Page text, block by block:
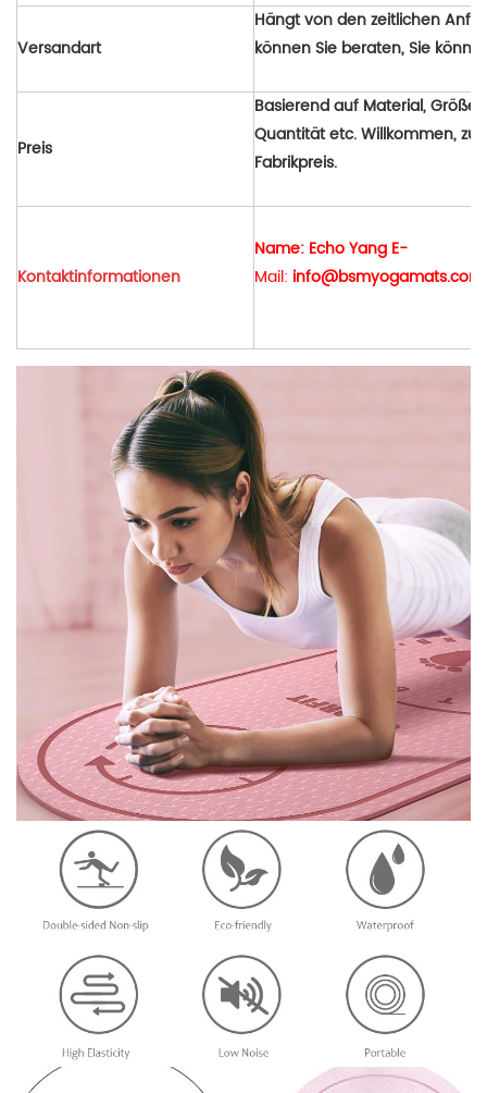
Versandart
Hängt von den zeitlichen
können Sie beraten, Sie
Preis
Basierend auf Material, Größe,
Quantität etc. Willkommen,
Fabrikpreis.
Kontaktinformationen
Name: Echo Yang E-
Mail: info@bsmyogamats.com